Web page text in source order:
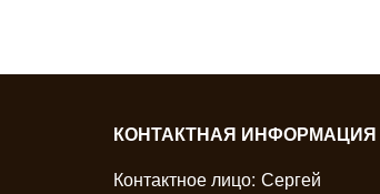
КОНТАКТНАЯ ИНФОРМАЦИЯ
Контактное лицо: Сергей